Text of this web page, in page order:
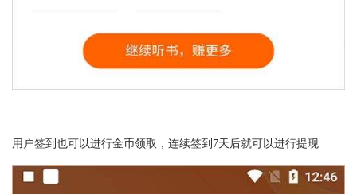
用户签到也可以进行金币领取，连续签到7天后就可以进行提现